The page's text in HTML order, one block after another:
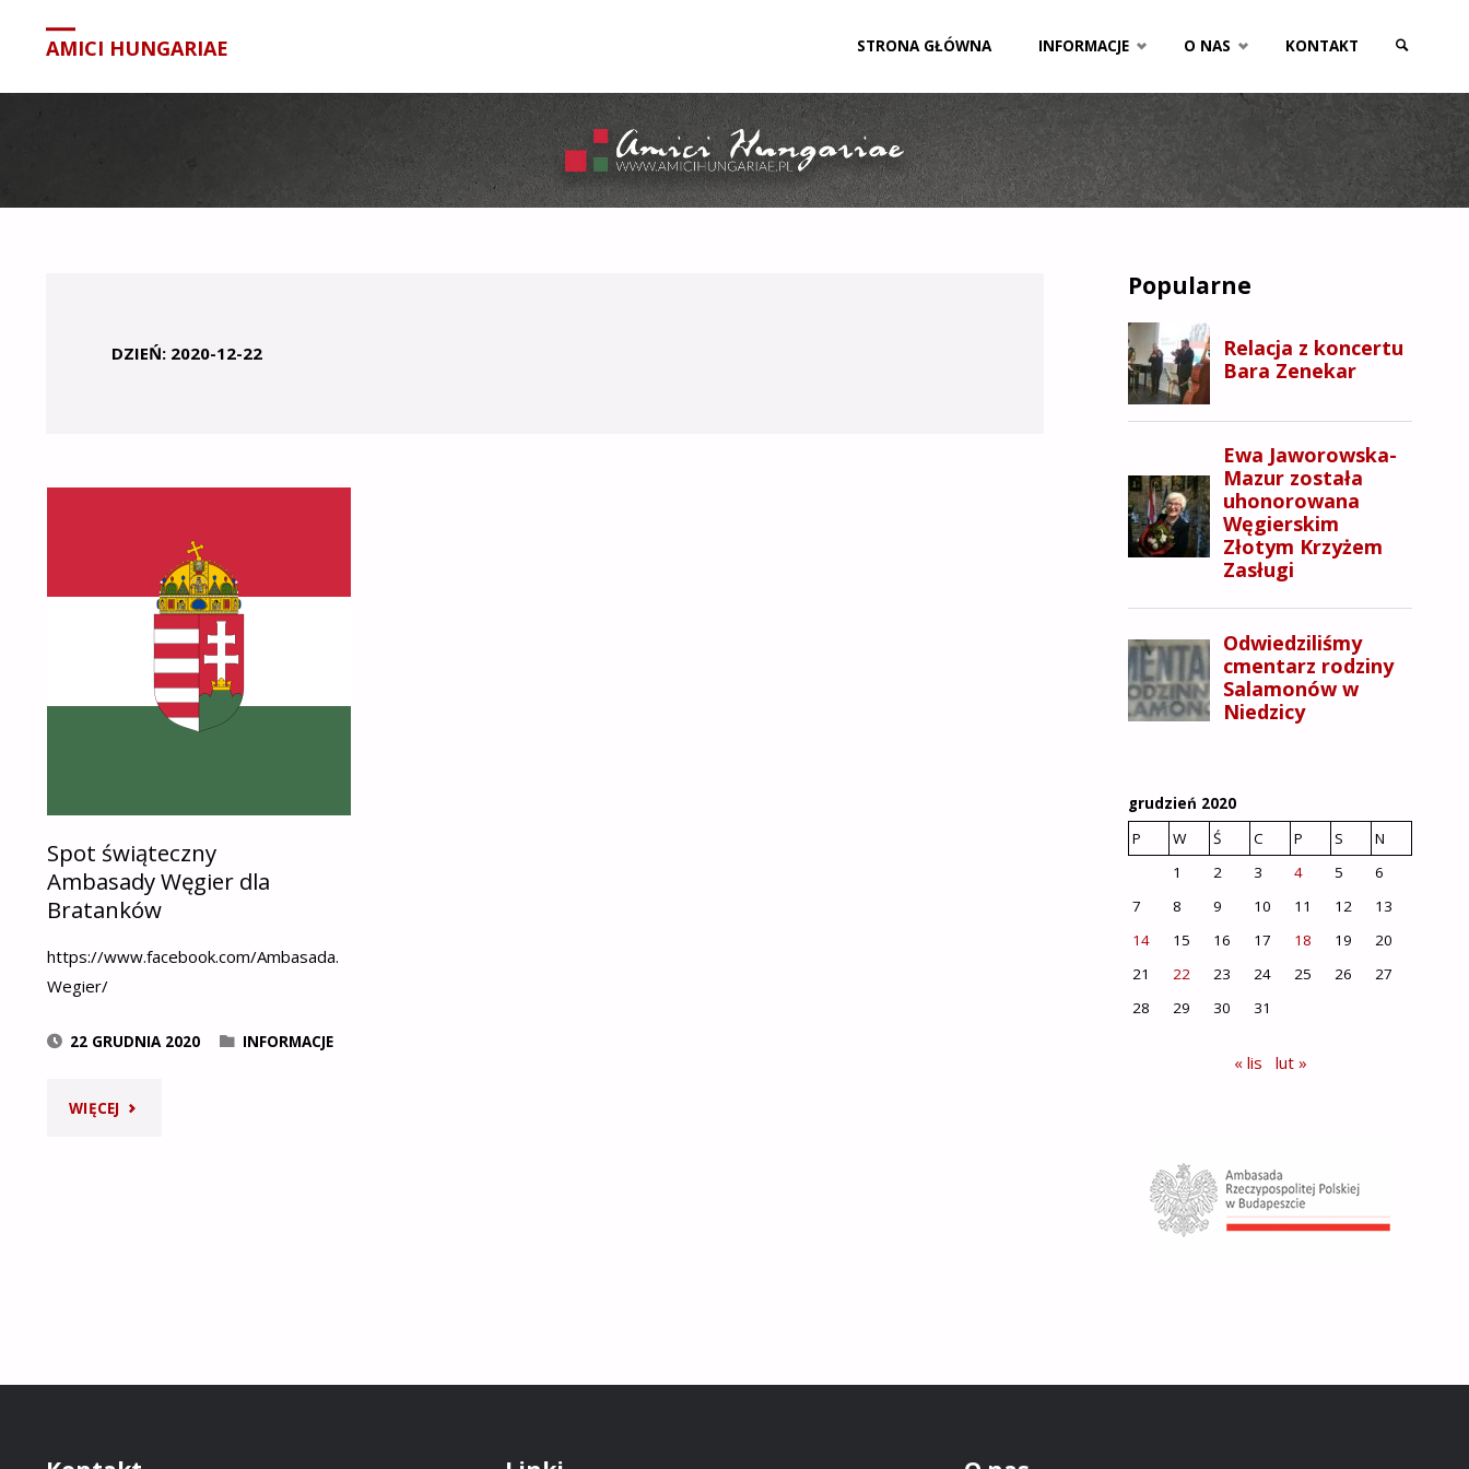
AMICI HUNGARIAE
treści
STRONA GŁÓWNA INFORMACJE O NAS KONTAKT
SZUKAJ
DZIEŃ: 2020-12-22
Spot świąteczny
Ambasady Węgier dla
Bratanków
https://www.facebook.com/Ambasada.
Wegier/
22 GRUDNIA 2020 INFORMACJE
WIĘCEJ "SPOT
Popularne
grudzień 2020
P
W Ś C P S
N
1
2 3 4 5
6
7
8 9 10 11 12
13
14
15 16 17 18 19
20
21
22 23 24 25 26
27
28
29 30 31
« lis lut »